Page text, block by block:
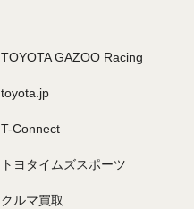
TOYOTA GAZOO Racing
toyota.jp
T-Connect
トヨタイムズスポーツ
クルマ買取